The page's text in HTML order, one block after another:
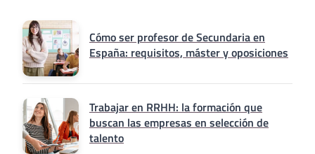
Cómo ser profesor de Secundaria en
España: requisitos, máster y oposiciones
Trabajar en RRHH: la formación que
buscan las empresas en selección de
talento